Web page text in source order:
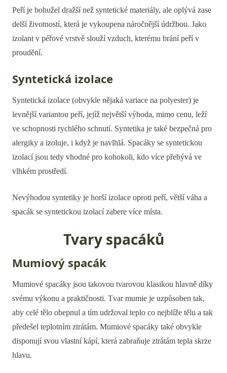
Peří je bohužel dražší než syntetické materiály, ale oplývá zase
delší životností, která je vykoupena náročnější údržbou. Jako
izolant v péřové vrstvě slouží vzduch, kterému brání peří v
proudění.
Syntetická izolace
Syntetická izolace (obvykle nějaká variace na polyester) je
levnější variantou peří, jejíž největší výhoda, mimo cenu, leží
ve schopnosti rychlého schnutí. Syntetika je také bezpečná pro
alergiky a izoluje, i když je navlhlá. Spacáky se syntetickou
izolací jsou tedy vhodné pro kohokoli, kdo více přebývá ve
vlhkém prostředí.
Nevýhodou syntetiky je horší izolace oproti peří, větší váha a
spacák se syntetickou izolací zabere více místa.
Tvary spacáků
Mumiový spacák
Mumiové spacáky jsou takovou tvarovou klasikou hlavně díky
svému výkonu a praktičnosti. Tvar mumie je uzpůsoben tak,
aby celé tělo obepnul a tím udržoval teplo co nejblíže tělu a tak
předešel teplotním ztrátám. Mumiové spacáky také obvykle
disponují svou vlastní kápí, která zabraňuje ztrátám tepla skrze
hlavu.